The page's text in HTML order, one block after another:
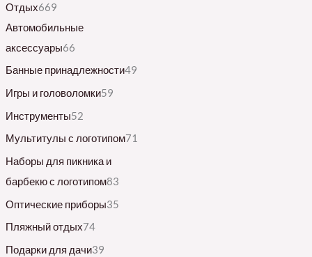
Отдых669
Автомобильные
аксессуары66
Банные принадлежности49
Игры и головоломки59
Инструменты52
Мультитулы с логотипом71
Наборы для пикника и
барбекю с логотипом83
Оптические приборы35
Пляжный отдых74
Подарки для дачи39